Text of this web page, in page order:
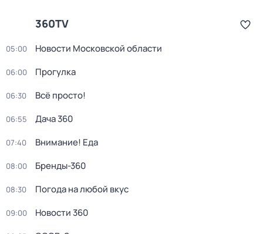
360TV
05:00 Новости Московской области
06:00 Прогулка
06:30 Всё просто!
06:55 Дача 360
07:40 Внимание! Еда
08:00 Бренды-360
08:30 Погода на любой вкус
09:00 Новости 360